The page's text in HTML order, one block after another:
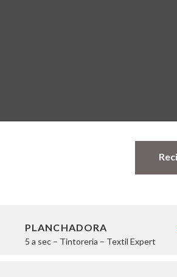
PLANCHADORA
5 a sec – Tintoreria – Textil Expert